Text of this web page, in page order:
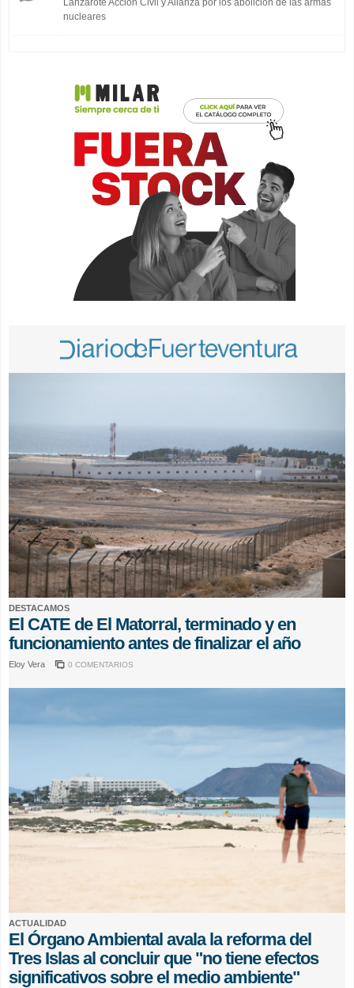
Lanzarote Acción Civil y Alianza por los abolición de las armas
nucleares
DESTACAMOS
El CATE de El Matorral, terminado y en
funcionamiento antes de finalizar el año
Eloy Vera 0 COMENTARIOS
ACTUALIDAD
El Órgano Ambiental avala la reforma del
Tres Islas al concluir que "no tiene efectos
significativos sobre el medio ambiente"